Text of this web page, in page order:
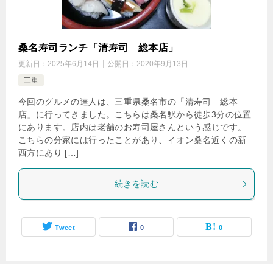
桑名寿司ランチ「清寿司 総本店」
更新日： 2025年6月14日 公開日： 2020年9月13日
三重
今回のグルメの達人は、三重県桑名市の「清寿司 総本
店」に行ってきました。こちらは桑名駅から徒歩3分の位置
にあります。店内は老舗のお寿司屋さんという感じです。
こちらの分家には行ったことがあり、イオン桑名近くの新
西方にあり […]
続きを読む
Tweet 0 0